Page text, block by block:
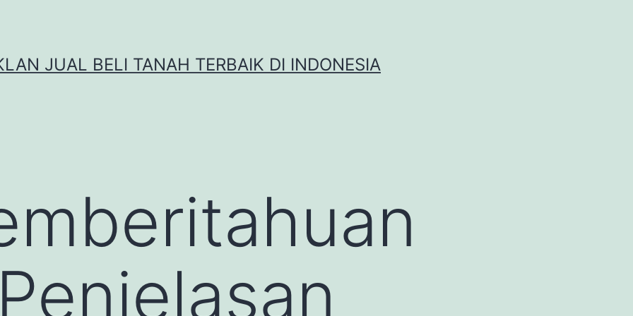
JUAL BELI TANAH TERBAIK DI INDONESIA